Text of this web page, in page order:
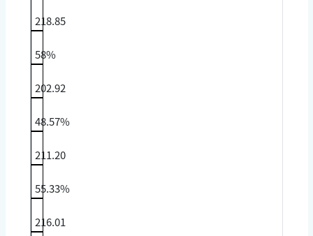
218.85
58%
202.92
48.57%
211.20
55.33%
216.01